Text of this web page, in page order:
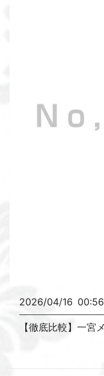
2026/04/16 00:56
【徹底比較】一宮